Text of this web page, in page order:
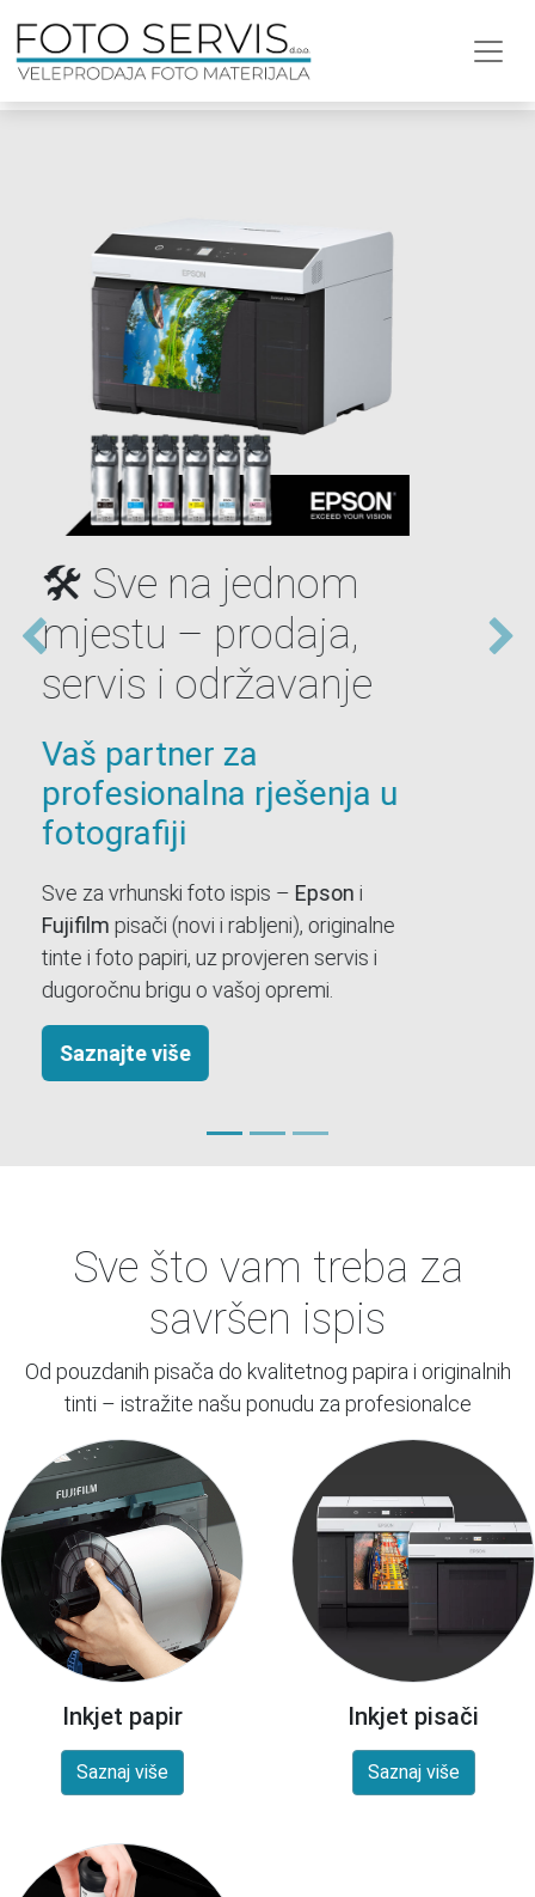
🛒 Web shop pun
mogućnosti –
kvaliteta za svaki
budžet
brendovi, brza isporuka
Istraži web shop
Sve što vam treba za
savršen ispis
Od pouzdanih pisača do kvalitetnog papira i originalnih
tinti – istražite našu ponudu za profesionalce
Inkjet papir
Saznaj više
Inkjet pisači
Saznaj više